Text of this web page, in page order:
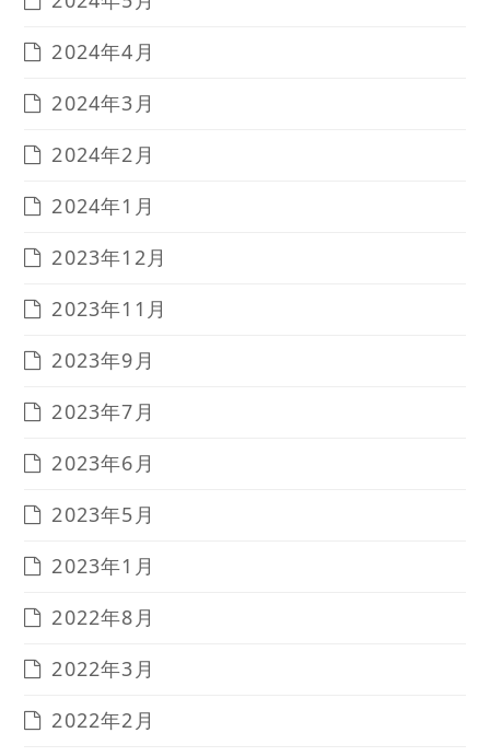
2024年4月
2024年3月
2024年2月
2024年1月
2023年12月
2023年11月
2023年9月
2023年7月
2023年6月
2023年5月
2023年1月
2022年8月
2022年3月
2022年2月